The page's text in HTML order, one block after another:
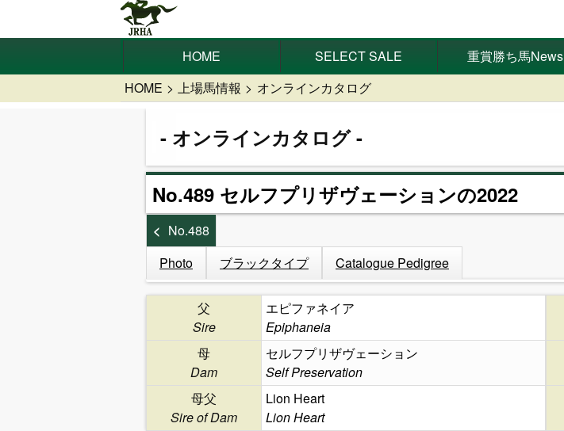
HOME SELECT SALE 重賞勝ち馬News
HOME 上場馬情報 オンラインカタログ
オンラインカタログ
No.489 セルフプリザヴェーションの2022
No.488
Photo
ブラックタイプ Catalogue Pedigree
父
Sire
エピファネイア
Epiphaneia
母
Dam
セルフプリザヴェーション
Self Preservation
母父
Sire of Dam
Lion Heart
Lion Heart